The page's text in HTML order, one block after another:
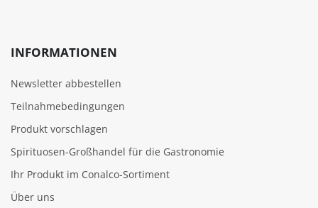
INFORMATIONEN
Newsletter abbestellen
Teilnahmebedingungen
Produkt vorschlagen
Spirituosen-Großhandel für die Gastronomie
Ihr Produkt im Conalco-Sortiment
Über uns